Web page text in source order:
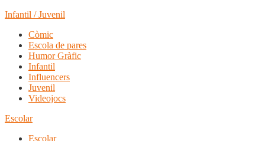
Infantil / Juvenil
Còmic
Escola de pares
Humor Gràfic
Infantil
Influencers
Juvenil
Videojocs
Escolar
Escolar